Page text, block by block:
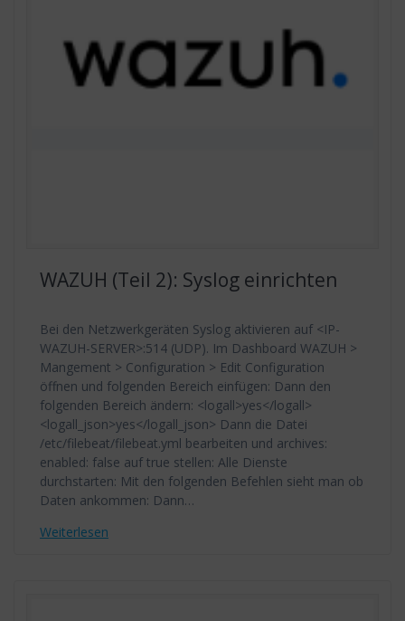
WAZUH (Teil 2): Syslog einrichten
Bei den Netzwerkgeräten Syslog aktivieren auf <IP-
WAZUH-SERVER>:514 (UDP). Im Dashboard WAZUH >
Mangement > Configuration > Edit Configuration
öffnen und folgenden Bereich einfügen: Dann den
folgenden Bereich ändern: <logall>yes</logall>
<logall_json>yes</logall_json> Dann die Datei
/etc/filebeat/filebeat.yml bearbeiten und archives:
enabled: false auf true stellen: Alle Dienste
durchstarten: Mit den folgenden Befehlen sieht man ob
Daten ankommen: Dann…
Weiterlesen